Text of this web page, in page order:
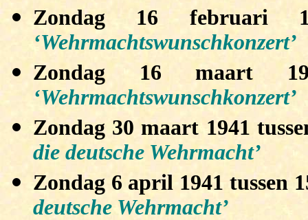
Zondag 16 februari
‘Wehrmachtswunschkonzert’
Zondag 16 maart
‘Wehrmachtswunschkonzert’
Zondag 30 maart 1941
die deutsche Wehrmacht’
Zondag 6 april 1941 tussen
deutsche Wehrmacht’